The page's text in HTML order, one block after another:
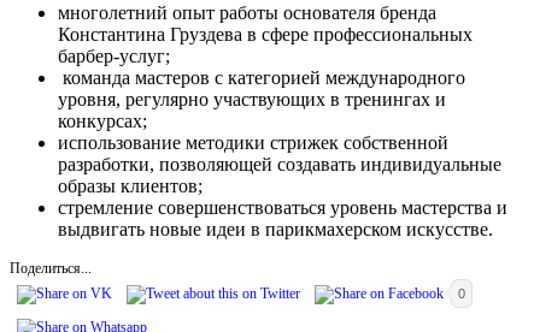
многолетний опыт работы основателя бренда
Константина Груздева в сфере профессиональных
барбер-услуг;
команда мастеров с категорией международного
уровня, регулярно участвующих в тренингах и
конкурсах;
использование методики стрижек собственной
разработки, позволяющей создавать индивидуальные
образы клиентов;
стремление совершенствоваться уровень мастерства и
выдвигать новые идеи в парикмахерском искусстве.
Поделиться...
0